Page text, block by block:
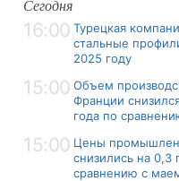
Сегодня
16:00 Турецкая
стальные
2025 году
15:00 Объем
Франции
года по
15:00 Цены
снизились на 0,3
сравнению с